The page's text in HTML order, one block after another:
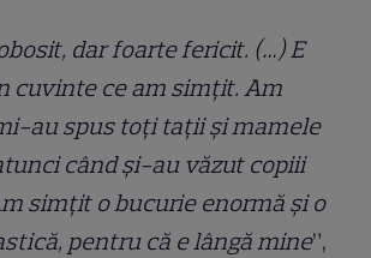
dar foarte fericit. (…) E
cuvinte ce am simțit. Am
au spus toți tații și mamele
când și-au văzut copiii
simțit o bucurie enormă și o
pentru că e lângă mine”,